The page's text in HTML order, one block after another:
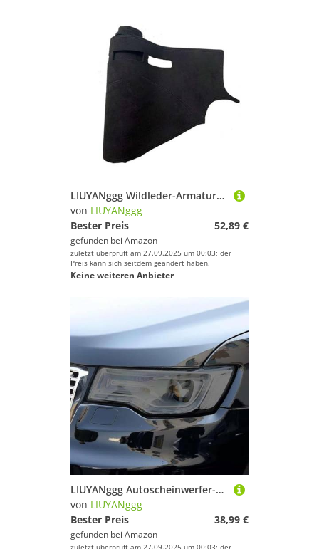
LIUYANggg Wildleder-Armaturenbrettmatte, Armaturenbrett-Pad, Teppich, passend für Toyota Tundra TRD K5 K6 5700 4700 2007–2021, Zubehör
von LIUYANggg
Bester Preis
52,89 €
gefunden bei Amazon
zuletzt überprüft am 27.09.2025 um 00:03; der
Preis kann sich seitdem geändert haben.
Keine weiteren Anbieter
LIUYANggg Autoscheinwerfer-Schutzfolie, Frontlicht-Tönung, geräucherter schwarzer TPU-Aufkleber, passend für Jeep Grand Cherokee Wrangler Compass
von LIUYANggg
Bester Preis
38,99 €
gefunden bei Amazon
zuletzt überprüft am 27.09.2025 um 00:03; der